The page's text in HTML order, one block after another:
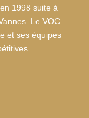
1998 suite à
Le VOC
et ses équipes